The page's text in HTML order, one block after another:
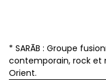
* SARĀB : Groupe
contemporain, rock et
Orient.